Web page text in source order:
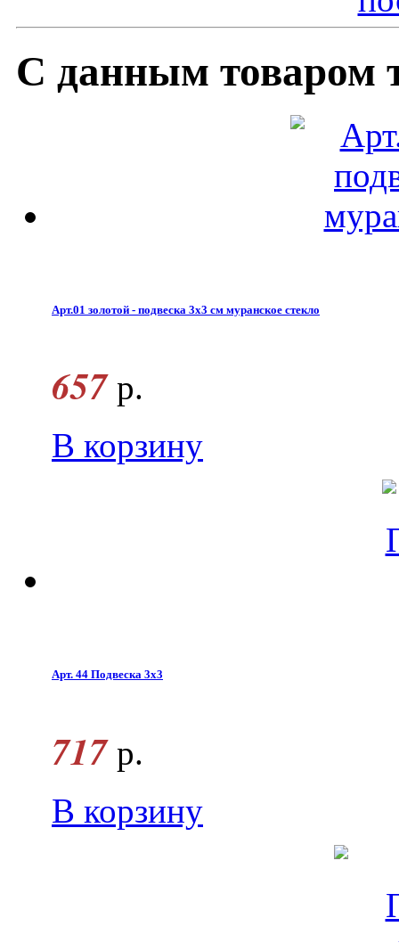
С данным товаром
Арт.01 золотой - подвеска 3x3 см муранское стекло
657р.
В корзину
Арт. 44 Подвеска 3х3
717р.
В корзину